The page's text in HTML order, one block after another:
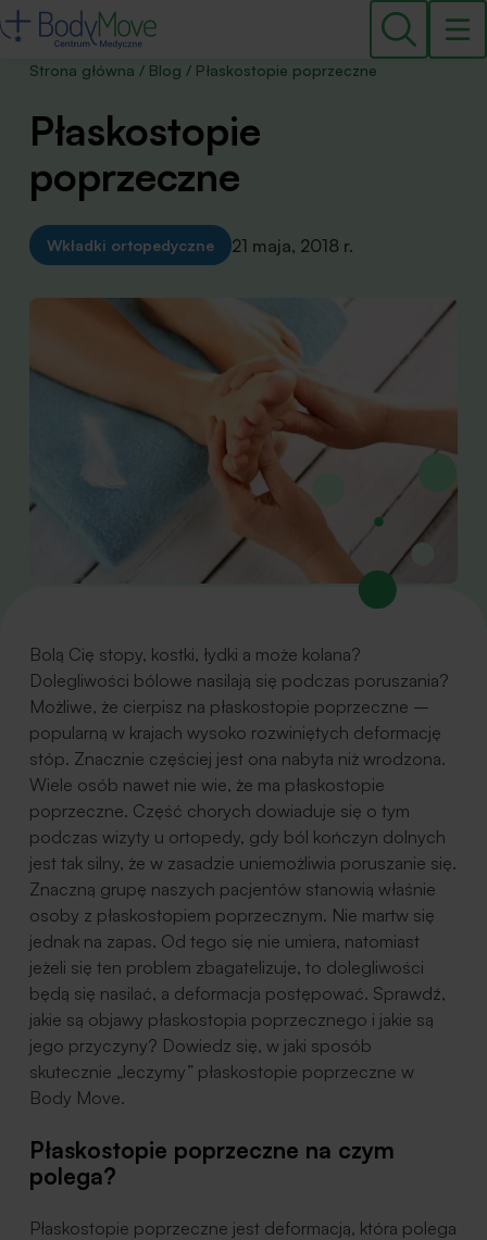
Strona główna / Blog / Płaskostopie poprzeczne
Płaskostopie
poprzeczne
Wkładki ortopedyczne 21 maja, 2018 r.
Bolą Cię stopy, kostki, łydki a może kolana?
Dolegliwości bólowe nasilają się podczas poruszania?
Możliwe, że cierpisz na płaskostopie poprzeczne –
popularną w krajach wysoko rozwiniętych deformację
stóp. Znacznie częściej jest ona nabyta niż wrodzona.
Wiele osób nawet nie wie, że ma płaskostopie
poprzeczne. Część chorych dowiaduje się o tym
podczas wizyty u ortopedy, gdy ból kończyn dolnych
jest tak silny, że w zasadzie uniemożliwia poruszanie się.
Znaczną grupę naszych pacjentów stanowią właśnie
osoby z płaskostopiem poprzecznym. Nie martw się
jednak na zapas. Od tego się nie umiera, natomiast
jeżeli się ten problem zbagatelizuje, to dolegliwości
będą się nasilać, a deformacja postępować. Sprawdź,
jakie są objawy płaskostopia poprzecznego i jakie są
jego przyczyny? Dowiedz się, w jaki sposób
skutecznie „leczymy” płaskostopie poprzeczne w
Body Move.
Płaskostopie poprzeczne na czym
polega?
Płaskostopie poprzeczne jest deformacją, która polega